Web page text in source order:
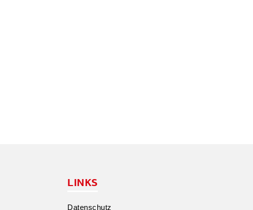
LINKS
Daten­schutz